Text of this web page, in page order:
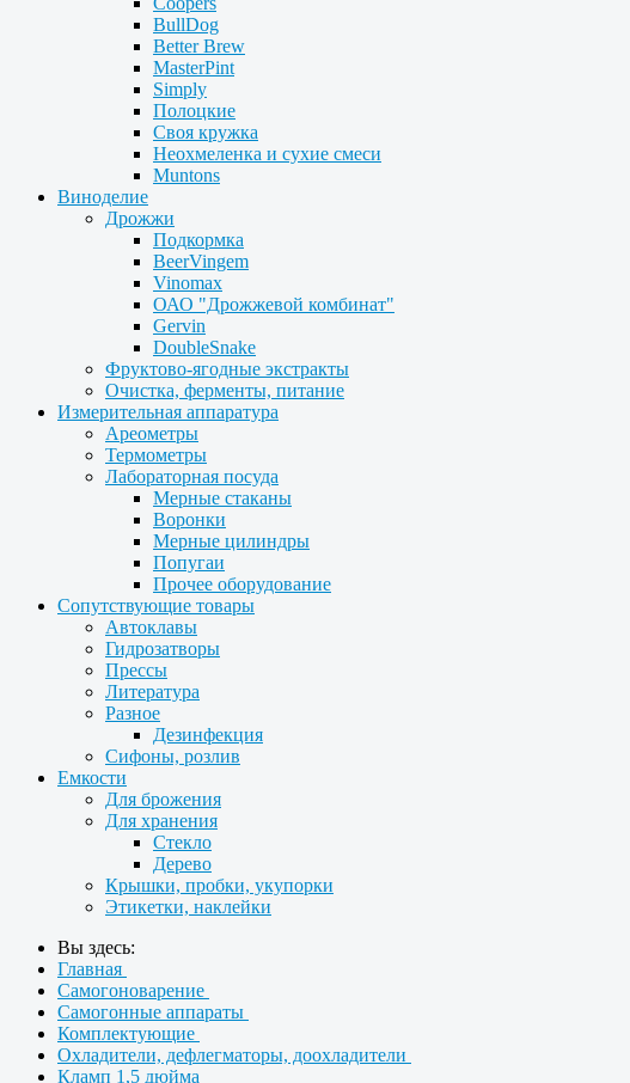
BullDog
Better Brew
MasterPint
Simply
Полоцкие
Своя кружка
Неохмеленка и сухие смеси
Muntons
Виноделие
Дрожжи
Подкормка
BeerVingem
Vinomax
ОАО "Дрожжевой комбинат"
Gervin
DoubleSnake
Фруктово-ягодные экстракты
Очистка, ферменты, питание
Измерительная аппаратура
Ареометры
Термометры
Лабораторная посуда
Мерные стаканы
Воронки
Мерные цилиндры
Попугаи
Прочее оборудование
Сопутствующие товары
Автоклавы
Гидрозатворы
Прессы
Литература
Разное
Дезинфекция
Сифоны, розлив
Емкости
Для брожения
Для хранения
Стекло
Дерево
Крышки, пробки, укупорки
Этикетки, наклейки
Вы здесь:
Главная
Самогоноварение
Самогонные аппараты
Комплектующие
Охладители, дефлегматоры, доохладители
Кламп 1,5 дюйма